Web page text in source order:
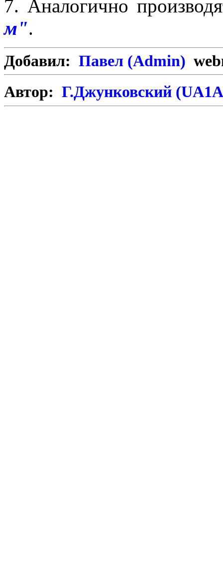
7. Аналогично
м".
Добавил: Павел (Admin)
Автор: Г.Джунковский